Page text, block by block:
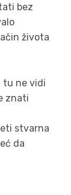
bez
života
tu ne vidi
znati
stvarna
da